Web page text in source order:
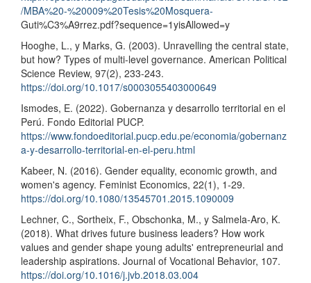
/MBA%20-%20009%20Tesis%20Mosquera-
Guti%C3%A9rrez.pdf?sequence=1yisAllowed=y
Hooghe, L., y Marks, G. (2003). Unravelling the central state,
but how? Types of multi-level governance. American Political
Science Review, 97(2), 233-243.
https://doi.org/10.1017/s0003055403000649
Ismodes, E. (2022). Gobernanza y desarrollo territorial en el
Perú. Fondo Editorial PUCP.
https://www.fondoeditorial.pucp.edu.pe/economia/gobernanz
a-y-desarrollo-territorial-en-el-peru.html
Kabeer, N. (2016). Gender equality, economic growth, and
women's agency. Feminist Economics, 22(1), 1-29.
https://doi.org/10.1080/13545701.2015.1090009
Lechner, C., Sortheix, F., Obschonka, M., y Salmela-Aro, K.
(2018). What drives future business leaders? How work
values and gender shape young adults' entrepreneurial and
leadership aspirations. Journal of Vocational Behavior, 107.
https://doi.org/10.1016/j.jvb.2018.03.004